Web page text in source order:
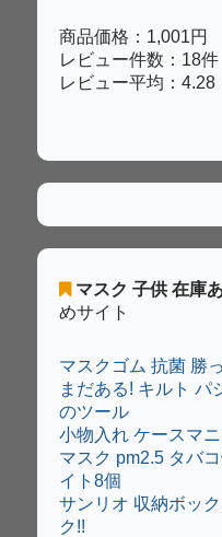
商品価格：1,001円
レビュー件数：18件
レビュー平均：4.28
マスク 子供 在庫
めサイト
マスクゴム 抗菌 勝
まだある! キルト パ
のツール
小物入れ ケースマ
マスク pm2.5 タバ
イト8個
サンリオ 収納ボッ
ク!!